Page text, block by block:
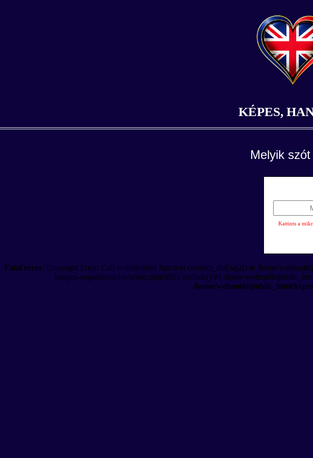
KÉPES,
Melyik
Kattints a
Fatal error: Uncaught Error: Call to undefined function connect_dbEng2() in /home/
hangos-angolszotar.hu/szotar.php(892): include() #1 /home/webmulti/
/home/webmulti/public_html/